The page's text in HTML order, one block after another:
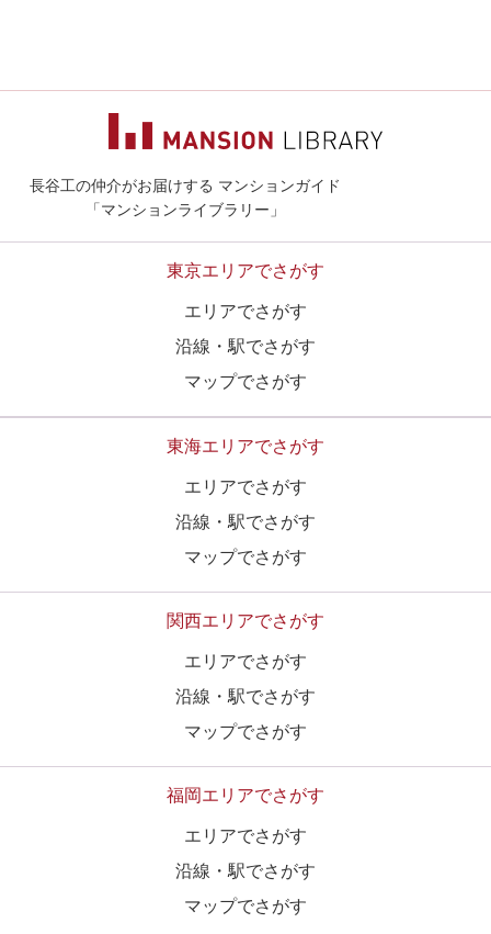
長谷工の仲介がお届けする マンションガイド
「マンションライブラリー」
東京エリアでさがす
エリアでさがす
沿線・駅でさがす
マップでさがす
東海エリアでさがす
エリアでさがす
沿線・駅でさがす
マップでさがす
関西エリアでさがす
エリアでさがす
沿線・駅でさがす
マップでさがす
福岡エリアでさがす
エリアでさがす
沿線・駅でさがす
マップでさがす